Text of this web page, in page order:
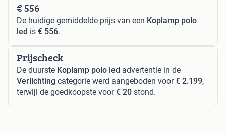
€ 556
De huidige gemiddelde prijs van een Koplamp polo
led is € 556.
Prijscheck
De duurste Koplamp polo led advertentie in de
Verlichting categorie werd aangeboden voor€ 2.199,
terwijl de goedkoopste voor€ 20 stond.